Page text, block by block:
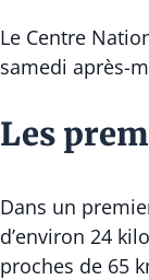
Le Centre
samedi après-
Les
Dans un
d’environ 24
proches de 65